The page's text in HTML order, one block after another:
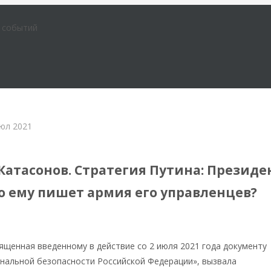
событий
2021
России
Стратегия Путина:
ему пишет армия его управленцев?
введенному в действие со 2 июля 2021 года документу
безопасности Российской Федерации», вызвала